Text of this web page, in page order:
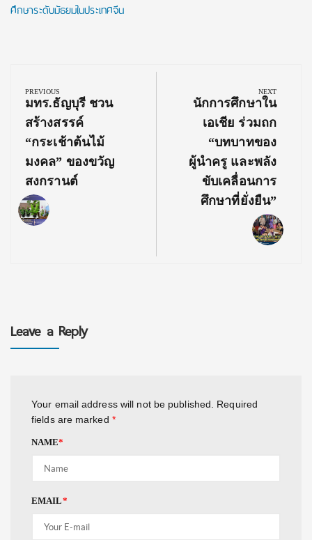
ศึกษาระดับมัธยมในประเทศจีน
navigation
PREVIOUS
Previous
Post:
มทร.ธัญบุรี ชวน
สร้างสรรค์
“กระเช้าต้นไม้
มงคล” ของขวัญ
สงกรานต์
NEXT
Next
Post:
นักการศึกษาใน
เอเชีย ร่วมถก
“บทบาทของ
ผู้นำครู และพลัง
ขับเคลื่อนการ
ศึกษาที่ยั่งยืน”
Leave a Reply
Your email address will not be published.
Required
fields are marked *
NAME*
EMAIL*